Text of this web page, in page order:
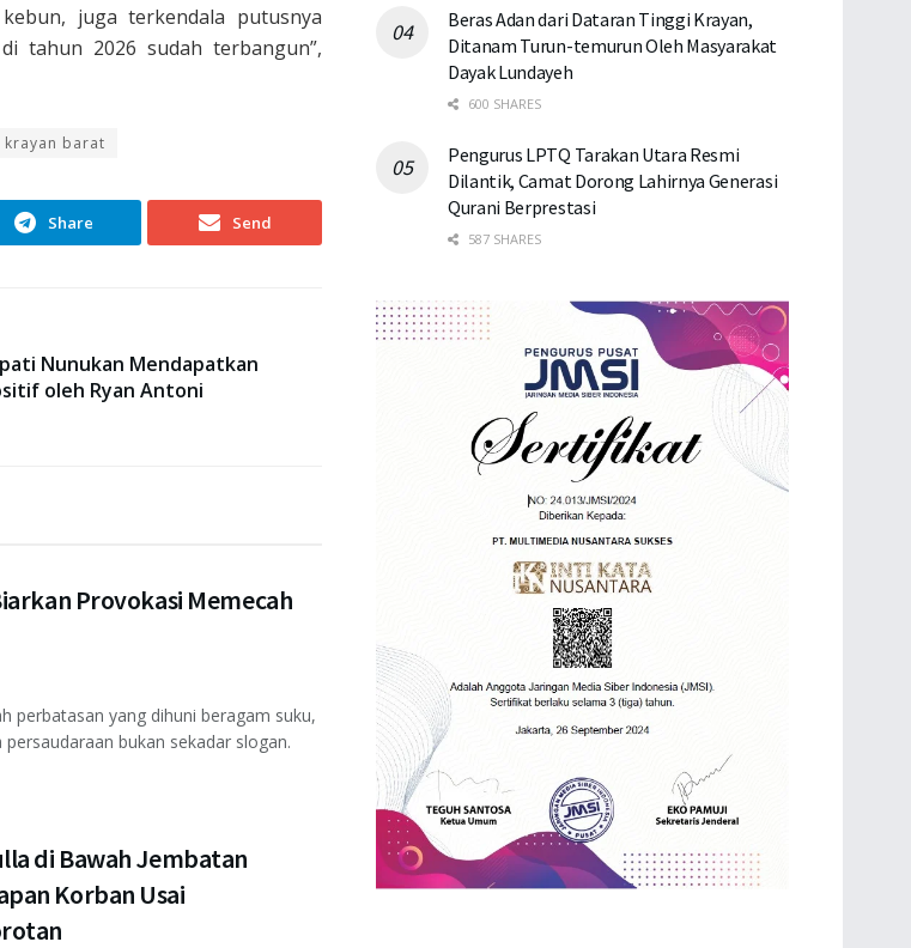
juga terkendala putusnya
tahun 2026 sudah terbangun”,
krayan barat
Share Send
Nunukan Mendapatkan
oleh Ryan Antoni
Provokasi Memecah
perbatasan yang dihuni beragam suku,
bukan sekadar slogan.
di Bawah Jembatan
Korban Usai
Beras Adan dari Dataran Tinggi Krayan,
Ditanam Turun-temurun Oleh Masyarakat
Dayak Lundayeh
600 SHARES
Pengurus LPTQ Tarakan Utara Resmi
Dilantik, Camat Dorong Lahirnya Generasi
Qurani Berprestasi
587 SHARES